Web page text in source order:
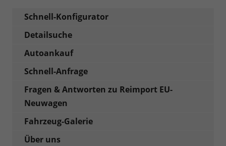
Schnell-Konfigurator
Detailsuche
Autoankauf
Schnell-Anfrage
Fragen & Antworten zu Reimport EU-
Neuwagen
Fahrzeug-Galerie
Über uns